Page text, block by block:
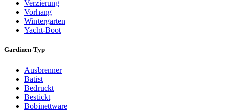
Verzierung
Vorhang
Wintergarten
Yacht-Boot
Gardinen-Typ
Ausbrenner
Batist
Bedruckt
Bestickt
Bobinettware